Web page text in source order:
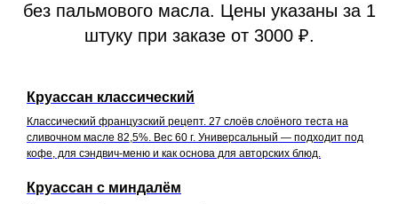
без пальмового масла. Цены указаны за 1
штуку при заказе от 3000 ₽.
Круассан классический
Классический французский рецепт. 27 слоёв слоёного теста на
сливочном масле 82,5%. Вес 60 г. Универсальный — подходит под
кофе, для сэндвич-меню и как основа для авторских блюд.
Круассан с миндалём